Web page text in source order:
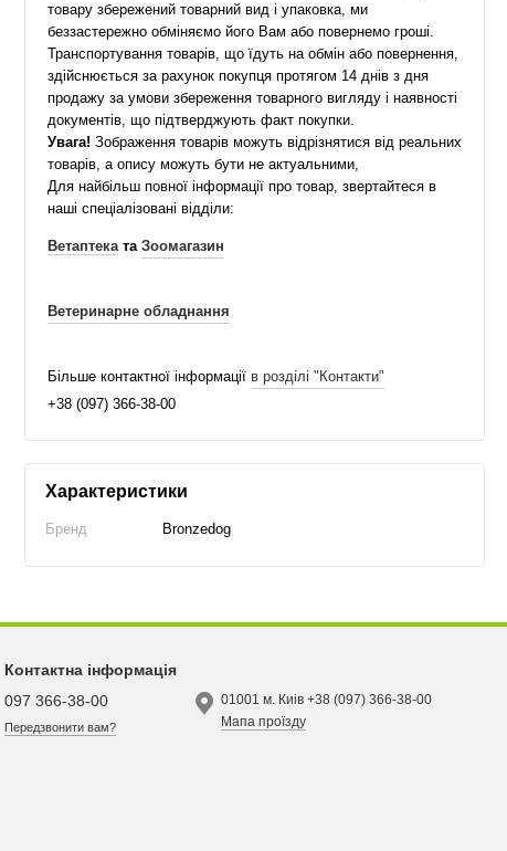
товару збережений товарний вид і упаковка, ми
беззастережно обміняємо його Вам або повернемо гроші.
Транспортування товарів, що їдуть на обмін або повернення,
здійснюється за рахунок покупця протягом 14 днів з дня
продажу за умови збереження товарного вигляду і наявності
документів, що підтверджують факт покупки.
Увага! Зображення товарів можуть відрізнятися від реальних
товарів, а опису можуть бути не актуальними,
Для найбільш повної інформації про товар, звертайтеся в
наші спеціалізовані відділи:
Ветаптеката Зоомагазин
Ветеринарне обладнання
Більше контактної інформації в розділі "Контакти"
+38 (097) 366-38-00
Характеристики
Бренд Bronzedog
Контактна інформація
097 366-38-00
Передзвонити вам?
01001 м. Киів +38 (097) 366-38-00
Мапа проїзду